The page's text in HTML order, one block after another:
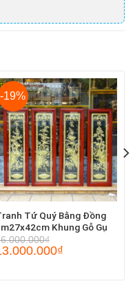
-19%
Tứ Quý Bằng Đồng
Khung Gỗ Gụ
₫
₫